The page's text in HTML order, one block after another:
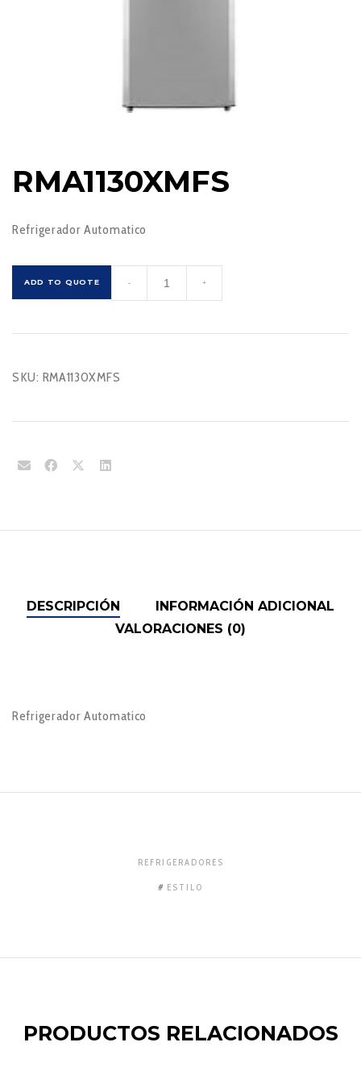
RMA1130XMFS
Refrigerador Automatico
ADD TO QUOTE
cantidad
- +
SKU: RMA1130XMFS
DESCRIPCIÓN
INFORMACIÓN ADICIONAL
VALORACIONES (0)
Refrigerador Automatico
REFRIGERADORES
ESTILO
PRODUCTOS RELACIONADOS